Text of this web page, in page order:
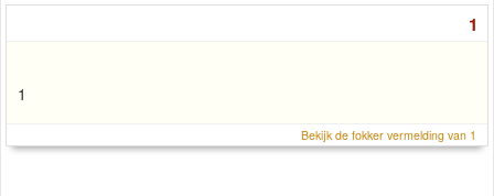
1
1
Bekijk de fokker vermelding van 1